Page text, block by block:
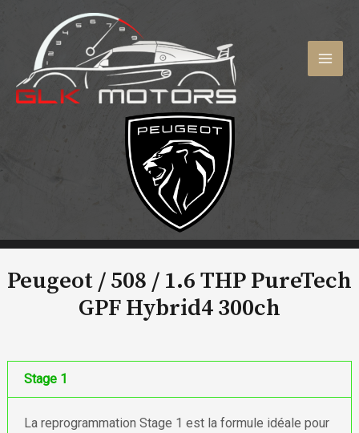
contenu
Peugeot / 508 / 1.6 THP PureTech
GPF Hybrid4 300ch
Stage 1
La reprogrammation Stage 1 est la formule idéale pour